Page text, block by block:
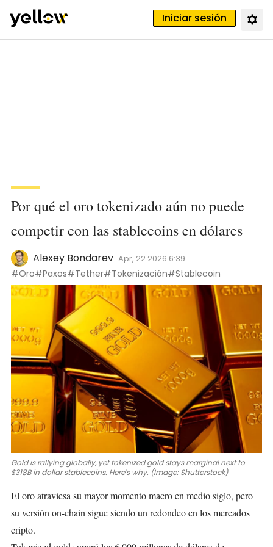
Iniciar sesión
Por qué el oro tokenizado aún no puede
competir con las stablecoins en dólares
Alexey Bondarev Apr, 22 2026 6:39
#Oro#Paxos#Tether#Tokenización#Stablecoin
Gold is rallying globally, yet tokenized gold stays marginal next to
$318B in dollar stablecoins. Here's why. (Image: Shutterstock)
El oro atraviesa su mayor momento macro en medio siglo, pero
su versión on-chain sigue siendo un redondeo en los mercados
cripto.